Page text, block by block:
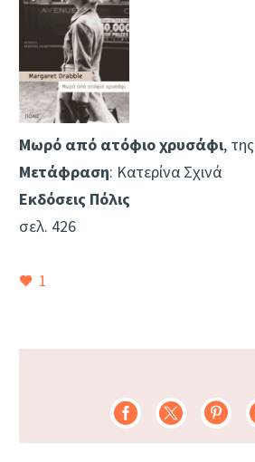
Μωρό από ατόφιο χρυσάφι, της
Μετάφραση: Κατερίνα Σχινά
Εκδόσεις Πόλις
σελ. 426
1